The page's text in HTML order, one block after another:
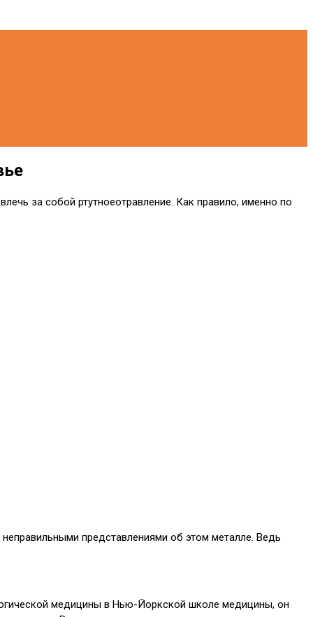
за собой ртутноеотравление. Как правило, именно по
представлениями об этом металле. Ведь
медицины в Нью-Йоркской школе медицины, он